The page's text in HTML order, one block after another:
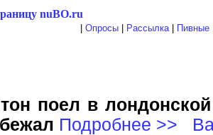
nuBO.ru
Опросы| Рассылка| Пивные
поел в
Подробнее >>